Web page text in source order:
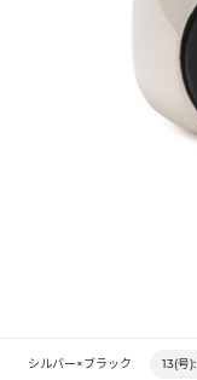
シルバー×ブラック 13(号):